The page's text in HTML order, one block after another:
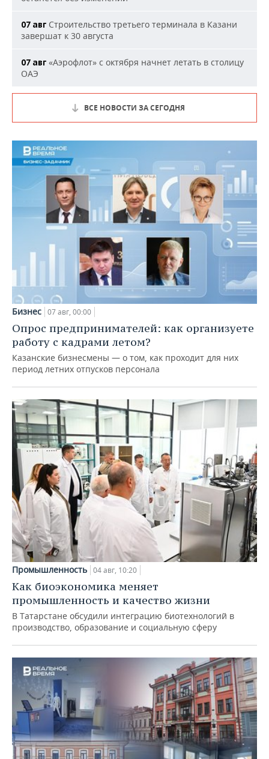
07 авг Строительство третьего терминала в Казани
завершат к 30 августа
07 авг «Аэрофлот» с октября начнет летать в столицу
ОАЭ
ВСЕ НОВОСТИ ЗА СЕГОДНЯ
Бизнес 07 авг, 00:00
Опрос предпринимателей: как организуете
работу с кадрами летом?
Казанские бизнесмены — о том, как проходит для них
период летних отпусков персонала
Промышленность 04 авг, 10:20
Как биоэкономика меняет
промышленность и качество жизни
В Татарстане обсудили интеграцию биотехнологий в
производство, образование и социальную сферу